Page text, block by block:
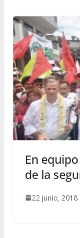
En
de la
22 junio, 2018